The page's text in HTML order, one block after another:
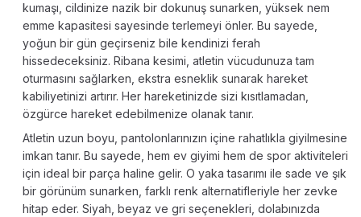
kumaşı, cildinize nazik bir dokunuş sunarken, yüksek nem
emme kapasitesi sayesinde terlemeyi önler. Bu sayede,
yoğun bir gün geçirseniz bile kendinizi ferah
hissedeceksiniz. Ribana kesimi, atletin vücudunuza tam
oturmasını sağlarken, ekstra esneklik sunarak hareket
kabiliyetinizi artırır. Her hareketinizde sizi kısıtlamadan,
özgürce hareket edebilmenize olanak tanır.
Atletin uzun boyu, pantolonlarınızın içine rahatlıkla giyilmesine
imkan tanır. Bu sayede, hem ev giyimi hem de spor aktiviteleri
için ideal bir parça haline gelir. O yaka tasarımı ile sade ve şık
bir görünüm sunarken, farklı renk alternatifleriyle her zevke
hitap eder. Siyah, beyaz ve gri seçenekleri, dolabınızda